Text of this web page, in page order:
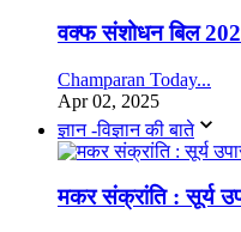
वक्फ संशोधन बिल
Champaran Today...
Apr 02, 2025
ज्ञान -विज्ञान की बाते
मकर संक्रांति : सूर्य